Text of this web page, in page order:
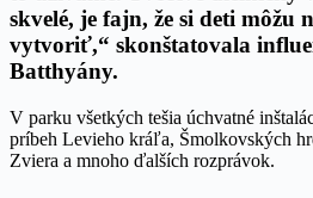
skvelé, je fajn, že si deti môžu
vytvoriť,“ skonštatovala
Batthyány.
V parku všetkých tešia úchvatné
príbeh Levieho kráľa, Šmolkovských
Zviera a mnoho ďalších rozprávok.